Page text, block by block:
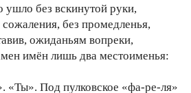
ушло без вскинутой руки,
сожаления, без промедленья,
ожиданьям вопреки,
имён лишь два местоименья:
«Ты». Под пулковское «фа-ре-ля»